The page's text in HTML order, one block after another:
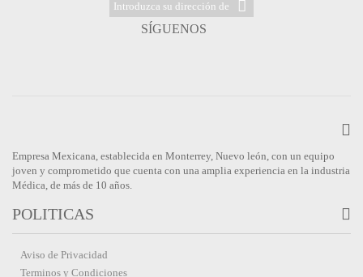
SÍGUENOS
Empresa Mexicana, establecida en Monterrey, Nuevo león, con un equipo
joven y comprometido que cuenta con una amplia experiencia en la industria
Médica, de más de 10 años.
POLITICAS
Aviso de Privacidad
Terminos y Condiciones